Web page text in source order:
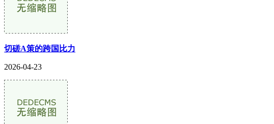
切磋A策的跨国比力
2026-04-23